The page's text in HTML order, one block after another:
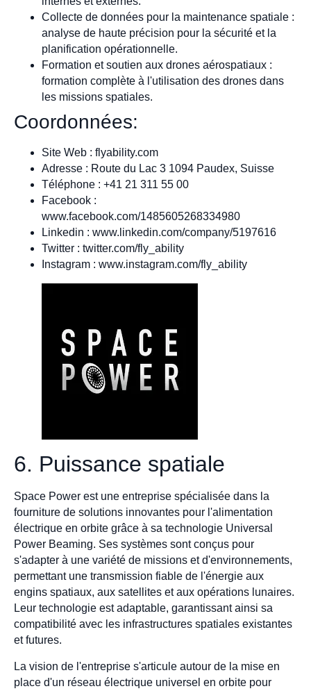
Collecte de données pour la maintenance spatiale :
analyse de haute précision pour la sécurité et la
planification opérationnelle.
Formation et soutien aux drones aérospatiaux :
formation complète à l'utilisation des drones dans
les missions spatiales.
Coordonnées:
Site Web : flyability.com
Adresse : Route du Lac 3 1094 Paudex, Suisse
Téléphone : +41 21 311 55 00
Facebook :
www.facebook.com/1485605268334980
Linkedin : www.linkedin.com/company/5197616
Twitter : twitter.com/fly_ability
Instagram : www.instagram.com/fly_ability
6. Puissance spatiale
Space Power est une entreprise spécialisée dans la
fourniture de solutions innovantes pour l'alimentation
électrique en orbite grâce à sa technologie Universal
Power Beaming. Ses systèmes sont conçus pour
s'adapter à une variété de missions et d'environnements,
permettant une transmission fiable de l'énergie aux
engins spatiaux, aux satellites et aux opérations lunaires.
Leur technologie est adaptable, garantissant ainsi sa
compatibilité avec les infrastructures spatiales existantes
et futures.
La vision de l'entreprise s'articule autour de la mise en
place d'un réseau électrique universel en orbite pour